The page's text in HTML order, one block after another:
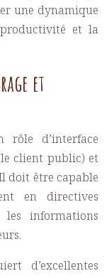
une dynamique
et la
et
d’interface
client public) et
doit être capable
en directives
informations
d’excellentes